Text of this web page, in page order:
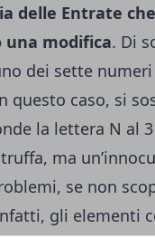
delle Entrate
modifica. Di
dei sette
questo caso, si
la lettera N al
ma
se non
gli elementi